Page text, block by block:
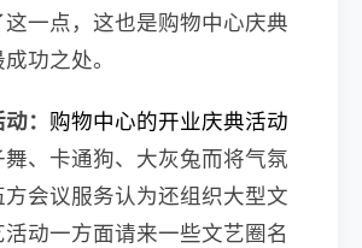
一点，这也是购物中心庆典
成功之处。
： 购物中心的开业庆典活动
、卡通狗、大灰兔而将气氛
会议服务认为还组织大型文
动一方面请来一些文艺圈名